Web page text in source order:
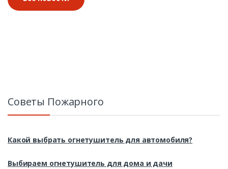
Советы Пожарного
Какой выбрать огнетушитель для автомобиля?
Выбираем огнетушитель для дома и дачи